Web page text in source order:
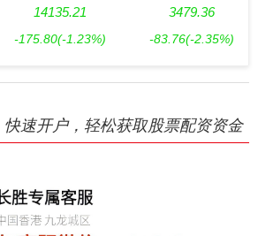
14135.21
-175.80(-1.23%)
3479.36
-83.76(-2.35%)
快速开户，轻松获取股票配资资金